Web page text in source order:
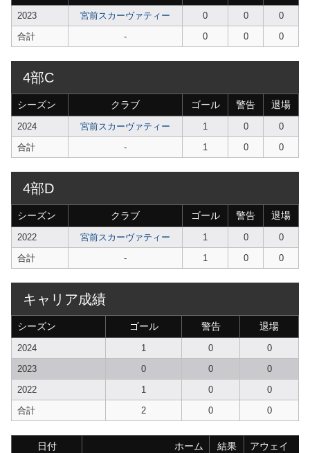
2023 宮前スカーヴァティー 0 0
0
合計
- 0 0 0
4部C
シーズン クラブ ゴール 警告 退場
2024 宮前スカーヴァティー 1 0
0
合計
- 1 0 0
4部D
シーズン クラブ ゴール 警告 退場
2022 宮前スカーヴァティー 1 0
0
合計
- 1 0 0
キャリア成績
シーズン ゴール 警告 退場
2024 1 0
0
2023
0 0
0
2022
1 0
0
合計
2 0 0
日付 ホーム 結果 アウェイ